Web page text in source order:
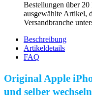
Bestellungen über
ausgewählte Artikel,
Versandbranche
Beschreibung
Artikeldetails
FAQ
Original Apple
und selber wechseln